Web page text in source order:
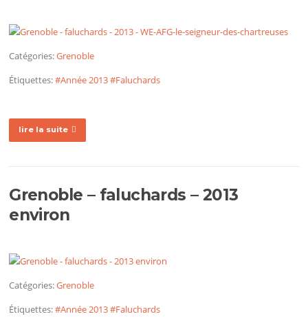
Catégories:Grenoble
Étiquettes:#Année 2013#Faluchards
lire la suite
Grenoble – faluchards – 2013
environ
Catégories:Grenoble
Étiquettes:#Année 2013#Faluchards